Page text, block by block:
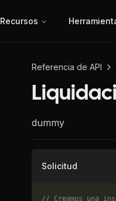
Recursos
Referencia de API
dummy
Solicitud
// Creamos una